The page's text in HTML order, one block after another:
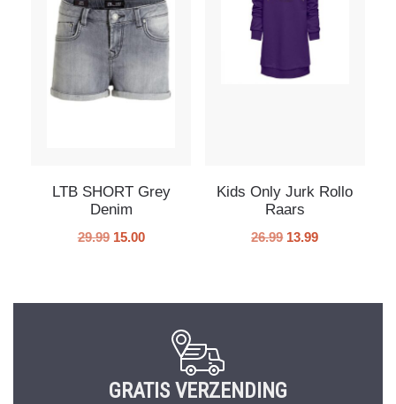
LTB SHORT Grey
Denim
29.99 15.00
Kids Only Jurk Rollo
Raars
26.99 13.99
GRATIS VERZENDING